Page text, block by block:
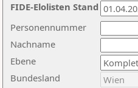
Nachname
Ebene
Personennummer
Bundesland
FIDE-Elolisten Stand